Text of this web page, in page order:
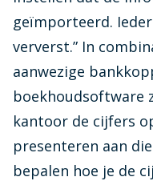
geïmporteerd.
ververst.” In
aanwezige
boekhoudsoftware
kantoor de cijfers
presenteren aan
bepalen hoe je de